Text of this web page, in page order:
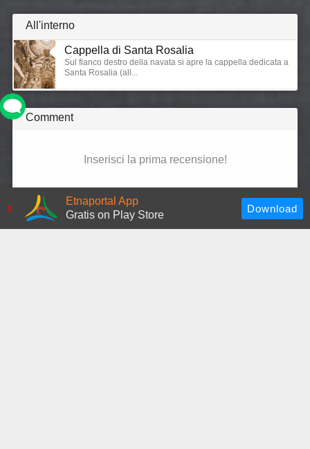
x
Etnaportal App
Gratis on Play Store
All'interno
Cappella di Santa Rosalia
Sul fianco destro della navata si apre la cappella dedicata a
Santa Rosalia (all...
Comment
Inserisci la prima recensione!